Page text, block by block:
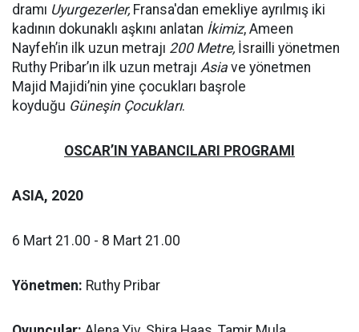
dramı Uyurgezerler, Fransa'dan emekliye ayrılmış iki
kadının dokunaklı aşkını anlatan İkimiz, Ameen
Nayfeh’in ilk uzun metrajı 200 Metre, İsrailli yönetmen
Ruthy Pribar’ın ilk uzun metrajı Asia ve yönetmen
Majid Majidi’nin yine çocukları başrole
koyduğu Güneşin Çocukları.
OSCAR’IN YABANCILARI PROGRAMI
ASIA, 2020
6 Mart 21.00 - 8 Mart 21.00
Yönetmen: Ruthy Pribar